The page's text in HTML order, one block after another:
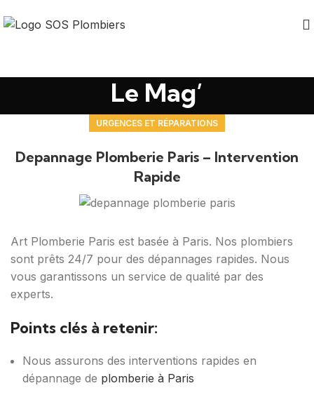
Le Mag’
URGENCES ET RÉPARATIONS
Depannage Plomberie Paris – Intervention
Rapide
Art Plomberie Paris est basée à Paris. Nos plombiers
sont prêts 24/7 pour des dépannages rapides. Nous
vous garantissons un service de qualité par des
experts.
Points clés à retenir:
Nous assurons des interventions rapides en
dépannage de plomberie à Paris